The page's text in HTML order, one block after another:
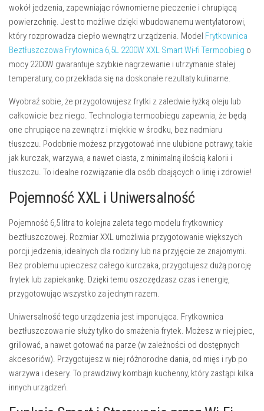
wokół jedzenia, zapewniając równomierne pieczenie i chrupiącą
powierzchnię. Jest to możliwe dzięki wbudowanemu wentylatorowi,
który rozprowadza ciepło wewnątrz urządzenia. Model Frytkownica
Beztłuszczowa Frytownica 6,5L 2200W XXL Smart Wi-fi Termoobieg o
mocy 2200W gwarantuje szybkie nagrzewanie i utrzymanie stałej
temperatury, co przekłada się na doskonałe rezultaty kulinarne.
Wyobraź sobie, że przygotowujesz frytki z zaledwie łyżką oleju lub
całkowicie bez niego. Technologia termoobiegu zapewnia, że będą
one chrupiące na zewnątrz i miękkie w środku, bez nadmiaru
tłuszczu. Podobnie możesz przygotować inne ulubione potrawy, takie
jak kurczak, warzywa, a nawet ciasta, z minimalną ilością kalorii i
tłuszczu. To idealne rozwiązanie dla osób dbających o linię i zdrowie!
Pojemność XXL i Uniwersalność
Pojemność 6,5 litra to kolejna zaleta tego modelu frytkownicy
beztłuszczowej. Rozmiar XXL umożliwia przygotowanie większych
porcji jedzenia, idealnych dla rodziny lub na przyjęcie ze znajomymi.
Bez problemu upieczesz całego kurczaka, przygotujesz dużą porcję
frytek lub zapiekankę. Dzięki temu oszczędzasz czas i energię,
przygotowując wszystko za jednym razem.
Uniwersalność tego urządzenia jest imponująca. Frytkownica
beztłuszczowa nie służy tylko do smażenia frytek. Możesz w niej piec,
grillować, a nawet gotować na parze (w zależności od dostępnych
akcesoriów). Przygotujesz w niej różnorodne dania, od mięs i ryb po
warzywa i desery. To prawdziwy kombajn kuchenny, który zastąpi kilka
innych urządzeń.